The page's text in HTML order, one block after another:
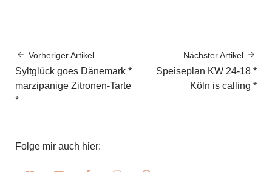
Vorheriger Artikel
Syltglück goes Dänemark *
marzipanige Zitronen-Tarte
*
Nächster Artikel
Speiseplan KW 24-18 *
Köln is calling *
Folge mir auch hier: